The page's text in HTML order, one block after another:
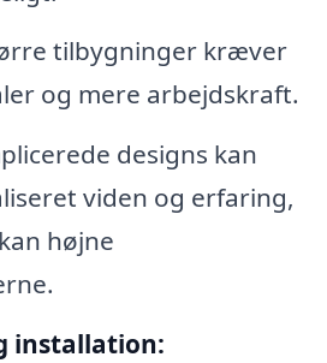
tilbygninger kræver
og mere arbejdskraft.
designs kan
viden og erfaring,
højne
installation: